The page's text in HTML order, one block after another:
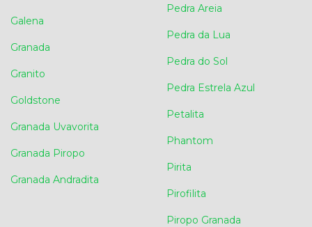
Galena
Granada
Granito
Goldstone
Granada Uvavorita
Granada Piropo
Granada Andradita
Pedra Areia
Pedra da Lua
Pedra do Sol
Pedra Estrela Azul
Petalita
Phantom
Pirita
Pirofilita
Piropo Granada